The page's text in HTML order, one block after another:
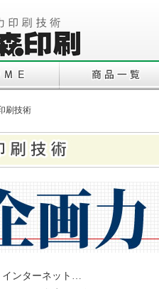
技術
インターネット…